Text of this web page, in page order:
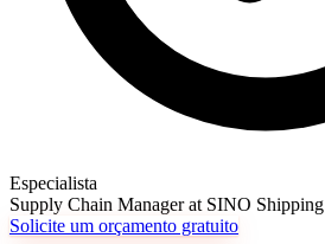
Especialista
Supply Chain Manager at SINO Shipping
Solicite um orçamento gratuito